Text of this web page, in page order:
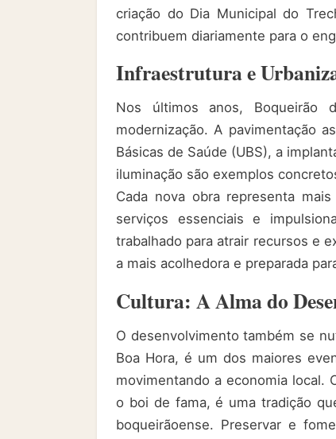
criação do Dia Municipal do
contribuem diariamente para o
Infraestrutura e
Nos últimos anos, Boqueirão
modernização. A pavimentação
Básicas de Saúde (UBS), a
iluminação são exemplos
Cada nova obra representa
serviços essenciais e
trabalhado para atrair recursos e
a mais acolhedora e preparada
Cultura: A Alma do
O desenvolvimento também se
Boa Hora, é um dos maiores
movimentando a economia local.
o boi de fama, é uma tradição
boqueirãoense. Preservar e